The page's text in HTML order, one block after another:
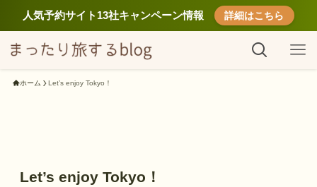
人気予約サイト13社キャンペーン情報 詳細はこちら
ホーム Let’s enjoy Tokyo！
Let’s enjoy Tokyo！